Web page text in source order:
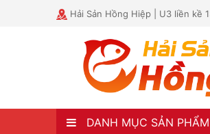
Hải Sản Hồng Hiệp | U3 liền kề
DANH MỤC SẢN PHẨM